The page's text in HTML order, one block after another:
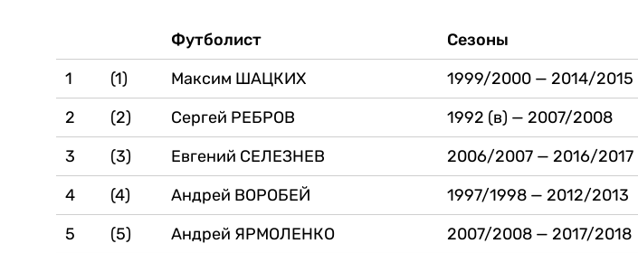
Футболист Сезоны
1
(1) Максим ШАЦКИХ 1999/2000 — 2014/2015
2
(2) Сергей РЕБРОВ 1992 (в) — 2007/2008
3
(3) Евгений СЕЛЕЗНЕВ 2006/2007 — 2016/2017
4
(4) Андрей ВОРОБЕЙ 1997/1998 — 2012/2013
5
(5) Андрей ЯРМОЛЕНКО 2007/2008 — 2017/2018